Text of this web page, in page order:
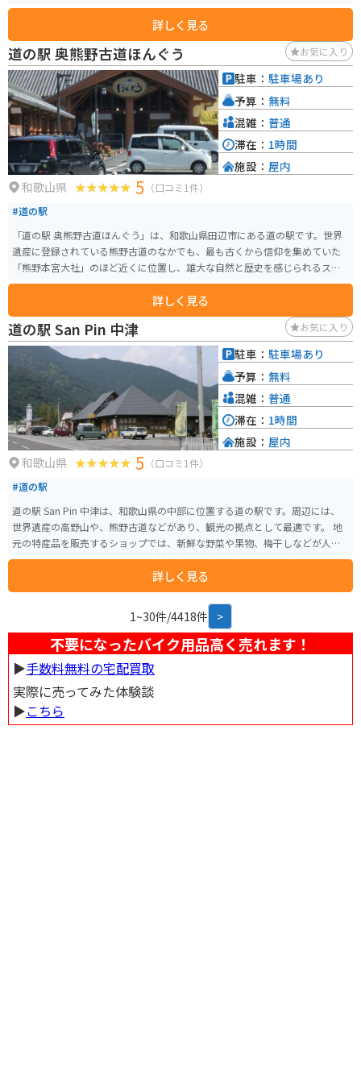
線は和歌山の海沿いを走り、道幅が広く、海を眺めながらのツーリングに最
詳しく見る
道の駅 奥熊野古道ほんぐう お気に入り
和歌山県 5 （口コミ1件）
#道の駅
「道の駅 奥熊野古道ほんぐう」は、和歌山県田辺市にある道の駅です。世界
遺産に登録されている熊野古道のなかでも、最も古くから信仰を集めていた
「熊野本宮大社」のほど近くに位置し、雄大な自然と歴史を感じられるスポ
ットとして人気があります。 道の駅には、地元の特産品を販売するショップ
やレストランがあり、熊野牛や梅干しなど、和歌山県ならではのグルメを楽
しむことができます。また、周辺には温泉施設も点在しており、旅の疲れを
癒やすのにも最適です。 バイクで訪れる場合、道の駅には広々とした駐車場
が完備されているので安心です。熊野古道周辺は、風光明媚なワインディン
グロードが続くので、ツーリングにもおすすめです。特に、道の駅から熊野
本宮大社までの道のりは、緑豊かな山々を眺めながら快適に走行できます。
詳しく見る
駐車： 駐車場あり
予算： 無料
混雑： 普通
滞在： 1時間
施設： 屋内
道の駅 San Pin 中津 お気に入り
和歌山県 5 （口コミ1件）
#道の駅
道の駅 San Pin 中津は、和歌山県の中部に位置する道の駅です。周辺には、
世界遺産の高野山や、熊野古道などがあり、観光の拠点として最適です。 地
元の特産品を販売するショップでは、新鮮な野菜や果物、梅干しなどが人気
です。レストランでは、地元の食材を使った料理を楽しむことができます。
バイクで訪れる場合、道の駅には広い駐車場が完備されているので安心で
す。また、周辺には、高野山や熊野古道など、ツーリングに最適なスポットが
詳しく見る
駐車： 駐車場あり
予算： 無料
混雑： 普通
滞在： 1時間
施設： 屋内
1~30件/4418件 >
不要になったバイク用品高く売れます！
▶︎手数料無料の宅配買取
実際に売ってみた体験談
▶︎こちら